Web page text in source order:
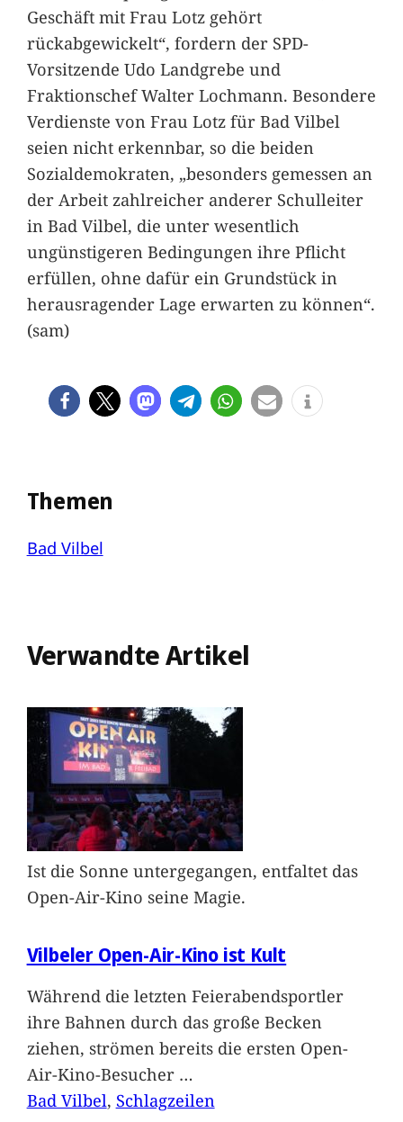
Geschäft mit Frau Lotz gehört
rückabgewickelt“, fordern der SPD-
Vorsitzende Udo Landgrebe und
Fraktionschef Walter Lochmann. Besondere
Verdienste von Frau Lotz für Bad Vilbel
seien nicht erkennbar, so die beiden
Sozialdemokraten, „besonders gemessen an
der Arbeit zahlreicher anderer Schulleiter
in Bad Vilbel, die unter wesentlich
ungünstigeren Bedingungen ihre Pflicht
erfüllen, ohne dafür ein Grundstück in
herausragender Lage erwarten zu können“.
(sam)
Themen
Bad Vilbel
Verwandte Artikel
Ist die Sonne untergegangen, entfaltet das
Open-Air-Kino seine Magie.
Vilbeler Open-Air-Kino ist Kult
Während die letzten Feierabendsportler
ihre Bahnen durch das große Becken
ziehen, strömen bereits die ersten Open-
Air-Kino-Besucher …
Bad Vilbel, Schlagzeilen